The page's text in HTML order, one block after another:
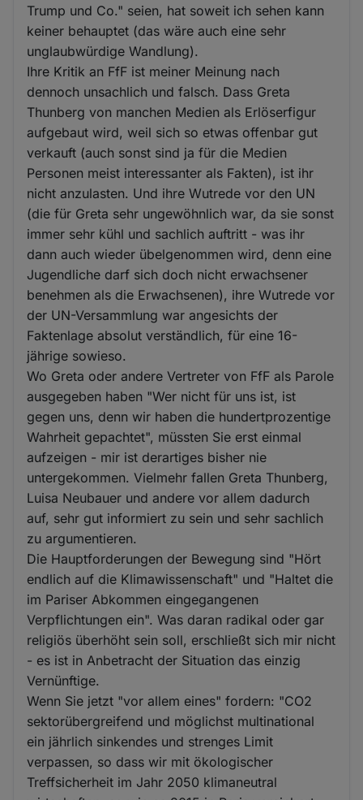
Trump und Co." seien, hat soweit ich sehen kann
keiner behauptet (das wäre auch eine sehr
unglaubwürdige Wandlung).
Ihre Kritik an FfF ist meiner Meinung nach
dennoch unsachlich und falsch. Dass Greta
Thunberg von manchen Medien als Erlöserfigur
aufgebaut wird, weil sich so etwas offenbar gut
verkauft (auch sonst sind ja für die Medien
Personen meist interessanter als Fakten), ist ihr
nicht anzulasten. Und ihre Wutrede vor den UN
(die für Greta sehr ungewöhnlich war, da sie sonst
immer sehr kühl und sachlich auftritt - was ihr
dann auch wieder übelgenommen wird, denn eine
Jugendliche darf sich doch nicht erwachsener
benehmen als die Erwachsenen), ihre Wutrede vor
der UN-Versammlung war angesichts der
Faktenlage absolut verständlich, für eine 16-
jährige sowieso.
Wo Greta oder andere Vertreter von FfF als Parole
ausgegeben haben "Wer nicht für uns ist, ist
gegen uns, denn wir haben die hundertprozentige
Wahrheit gepachtet", müssten Sie erst einmal
aufzeigen - mir ist derartiges bisher nie
untergekommen. Vielmehr fallen Greta Thunberg,
Luisa Neubauer und andere vor allem dadurch
auf, sehr gut informiert zu sein und sehr sachlich
zu argumentieren.
Die Hauptforderungen der Bewegung sind "Hört
endlich auf die Klimawissenschaft" und "Haltet die
im Pariser Abkommen eingegangenen
Verpflichtungen ein". Was daran radikal oder gar
religiös überhöht sein soll, erschließt sich mir nicht
- es ist in Anbetracht der Situation das einzig
Vernünftige.
Wenn Sie jetzt "vor allem eines" fordern: "CO2
sektorübergreifend und möglichst multinational
ein jährlich sinkendes und strenges Limit
verpassen, so dass wir mit ökologischer
Treffsicherheit im Jahr 2050 klimaneutral